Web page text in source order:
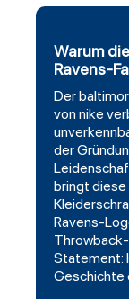
Warum
Ravens-
Der
von nike
der
bringt diese
Ravens-
Statement:
Geschichte